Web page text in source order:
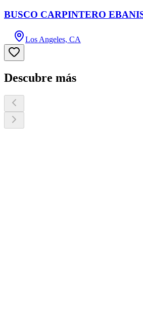
BUSCO CARPINTERO
Los Angeles, CA
Descubre más